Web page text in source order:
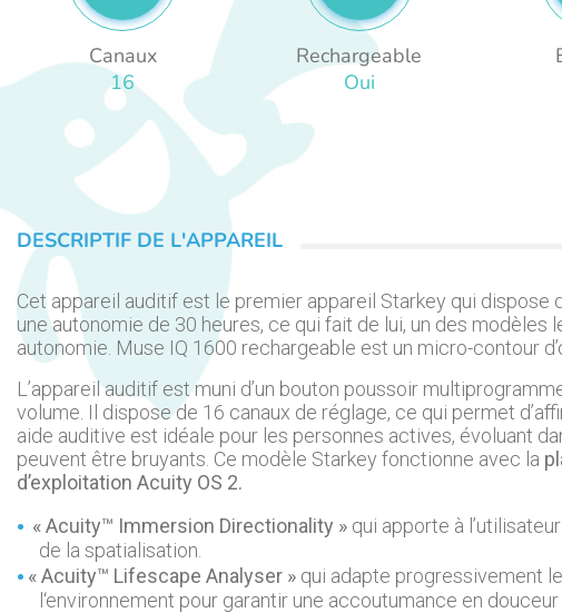
Canaux
16
Rechargeable
Oui
DESCRIPTIF DE L'APPAREIL
Cet appareil auditif est le premier appareil Starkey qui dispose
une autonomie de 30 heures, ce qui fait de lui, un des modèles
autonomie. Muse IQ 1600 rechargeable est un micro-contour
L’appareil auditif est muni d’un bouton poussoir
volume. Il dispose de 16 canaux de réglage, ce qui permet
aide auditive est idéale pour les personnes actives, évoluant
peuvent être bruyants. Ce modèle Starkey fonctionne avec la
d’exploitation Acuity OS 2.
« Acuity™ Immersion Directionality » qui apporte à
de la spatialisation.
« Acuity™ Lifescape Analyser » qui adapte progressivement
l‘environnement pour garantir une accoutumance en